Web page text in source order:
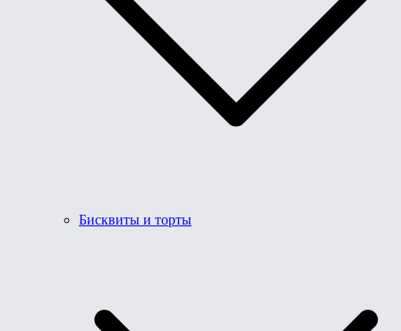
Бисквиты и торты